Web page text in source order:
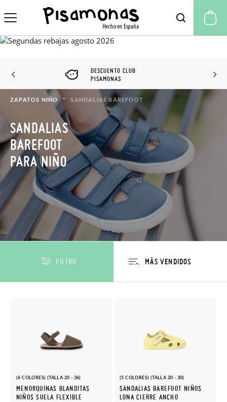
DESCUENTO CLUB
PISAMONAS
ZAPATOS NIÑO SANDALIAS BAREFOOT
SANDALIAS
BAREFOOT
PARA NIÑO
FILTRO
(6 COLORES) (TALLA 20 - 36)
MENORQUINAS BLANDITAS
NIÑOS SUELA FLEXIBLE
(5 COLORES) (TALLA 20 - 30)
SANDALIAS BAREFOOT NIÑOS
LONA CIERRE ANCHO